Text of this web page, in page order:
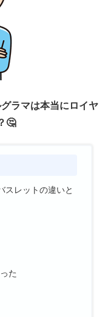
ラマは本当にロイヤ
🤔
スレットの違いと
た